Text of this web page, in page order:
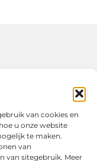
van cookies en
u onze website
te maken.
van
van sitegebruik. Meer